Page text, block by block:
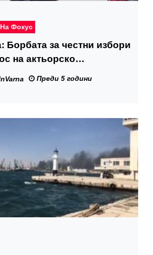
На Фокус
Борбата за честни избори
на актьорско
а е дълг на депутатите
Преди 5 години